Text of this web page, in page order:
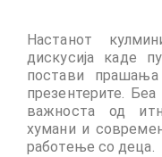
Настанот
дискусија каде
постави
презентерите. Беа
важноста од
хумани и
работење со деца.